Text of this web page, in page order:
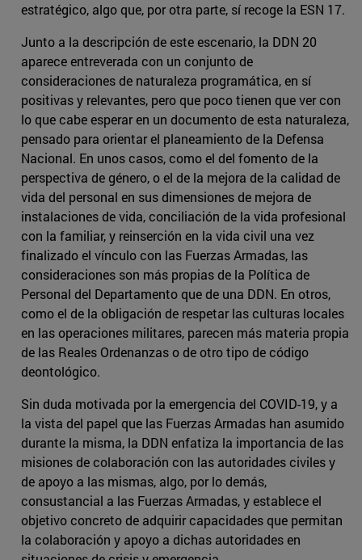
estratégico, algo que, por otra parte, sí recoge la ESN 17.
Junto a la descripción de este escenario, la DDN 20
aparece entreverada con un conjunto de
consideraciones de naturaleza programática, en sí
positivas y relevantes, pero que poco tienen que ver con
lo que cabe esperar en un documento de esta naturaleza,
pensado para orientar el planeamiento de la Defensa
Nacional. En unos casos, como el del fomento de la
perspectiva de género, o el de la mejora de la calidad de
vida del personal en sus dimensiones de mejora de
instalaciones de vida, conciliación de la vida profesional
con la familiar, y reinserción en la vida civil una vez
finalizado el vínculo con las Fuerzas Armadas, las
consideraciones son más propias de la Política de
Personal del Departamento que de una DDN. En otros,
como el de la obligación de respetar las culturas locales
en las operaciones militares, parecen más materia propia
de las Reales Ordenanzas o de otro tipo de código
deontológico.
Sin duda motivada por la emergencia del COVID-19, y a
la vista del papel que las Fuerzas Armadas han asumido
durante la misma, la DDN enfatiza la importancia de las
misiones de colaboración con las autoridades civiles y
de apoyo a las mismas, algo, por lo demás,
consustancial a las Fuerzas Armadas, y establece el
objetivo concreto de adquirir capacidades que permitan
la colaboración y apoyo a dichas autoridades en